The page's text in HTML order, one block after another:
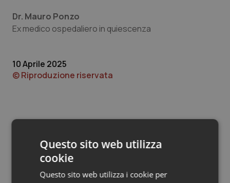
Psoriasi & pelle
Quotidiano Cardiologia
Quotidiano Pediatria
Rene & patologie urogenitali
Dr. Mauro Ponzo
Ex medico ospedaliero in quiescenza
10 Aprile 2025
© Riproduzione riservata
Potrebbe interessarti in
Lettere al direttore
Questo sito web utilizza
cookie
Questo sito web utilizza i cookie per